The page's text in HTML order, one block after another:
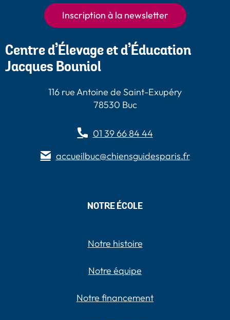
Paris
Inscription à la newsletter
Centre d’Élevage et d’Éducation
Jacques Bouniol
116 rue Antoine de Saint-Exupéry
78530 Buc
01 39 66 84 44
accueilbuc@chiensguidesparis.fr
NOTRE ÉCOLE
Notre histoire
Notre équipe
Notre financement